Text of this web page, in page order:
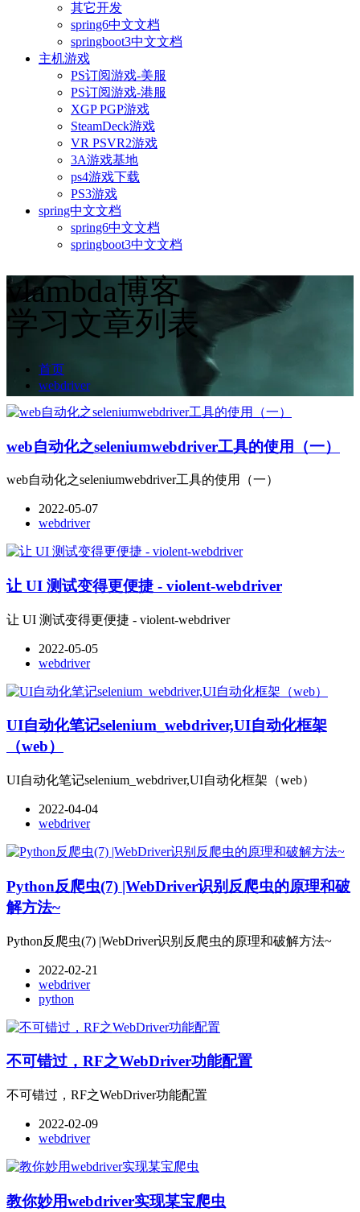
其它开发
spring6中文文档
springboot3中文文档
主机游戏
PS订阅游戏-美服
PS订阅游戏-港服
XGP PGP游戏
SteamDeck游戏
VR PSVR2游戏
3A游戏基地
ps4游戏下载
PS3游戏
spring中文文档
spring6中文文档
springboot3中文文档
vlambda博客
学习文章列表
首页
webdriver
web自动化之seleniumwebdriver工具的使用（一）
web自动化之seleniumwebdriver工具的使用（一）
2022-05-07
webdriver
让 UI 测试变得更便捷 - violent-webdriver
让 UI 测试变得更便捷 - violent-webdriver
2022-05-05
webdriver
UI⾃动化笔记selenium_webdriver,UI⾃动化框架
（web）
UI⾃动化笔记selenium_webdriver,UI⾃动化框架（web）
2022-04-04
webdriver
Python反爬虫(7) |WebDriver识别反爬虫的原理和破
解方法~
Python反爬虫(7) |WebDriver识别反爬虫的原理和破解方法~
2022-02-21
webdriver
python
不可错过，RF之WebDriver功能配置
不可错过，RF之WebDriver功能配置
2022-02-09
webdriver
教你妙用webdriver实现某宝爬虫